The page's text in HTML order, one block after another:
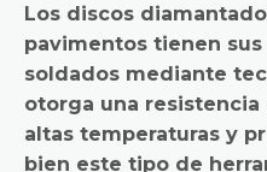
Los discos
pavimentos tienen
soldados mediante
otorga una
altas temperaturas y
bien este tipo de